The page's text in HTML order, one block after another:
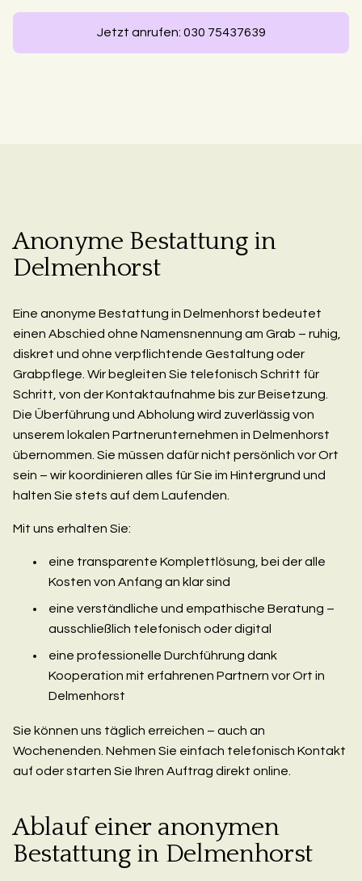
Jetzt anrufen: 030 75437639
Anonyme Bestattung in
Delmenhorst
Eine anonyme Bestattung in Delmenhorst bedeutet
einen Abschied ohne Namensnennung am Grab – ruhig,
diskret und ohne verpflichtende Gestaltung oder
Grabpflege. Wir begleiten Sie telefonisch Schritt für
Schritt, von der Kontaktaufnahme bis zur Beisetzung.
Die Überführung und Abholung wird zuverlässig von
unserem lokalen Partnerunternehmen in Delmenhorst
übernommen. Sie müssen dafür nicht persönlich vor Ort
sein – wir koordinieren alles für Sie im Hintergrund und
halten Sie stets auf dem Laufenden.
Mit uns erhalten Sie:
eine transparente Komplettlösung, bei der alle
Kosten von Anfang an klar sind
eine verständliche und empathische Beratung –
ausschließlich telefonisch oder digital
eine professionelle Durchführung dank
Kooperation mit erfahrenen Partnern vor Ort in
Delmenhorst
Sie können uns täglich erreichen – auch an
Wochenenden. Nehmen Sie einfach telefonisch Kontakt
auf oder starten Sie Ihren Auftrag direkt online.
Ablauf einer anonymen
Bestattung in Delmenhorst